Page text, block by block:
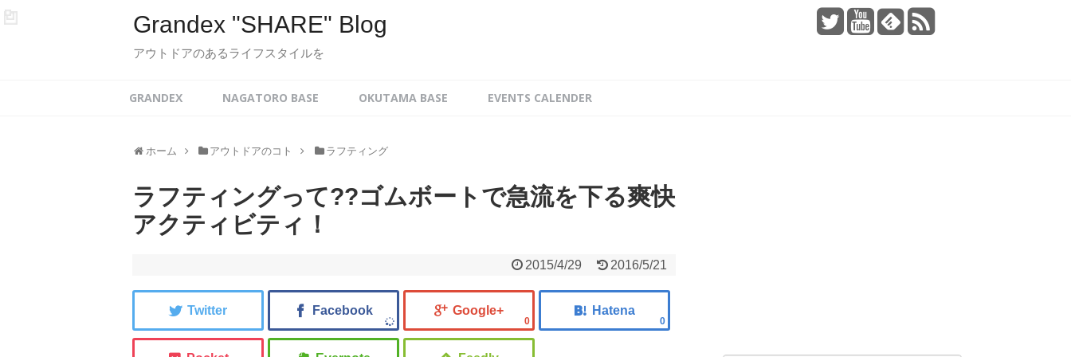
Grandex "SHARE" Blog
アウトドアのあるライフスタイルを
GRANDEX NAGATORO BASE OKUTAMA BASE EVENTS CALENDER
ホーム アウトドアのコト ラフティング
ラフティングって??ゴムボートで急流を下る爽快
アクティビティ！
2015/4/29 2016/5/21
0 0